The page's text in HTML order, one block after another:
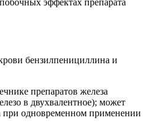
эффектах препарата
бензилпенициллина и
препаратов железа
в двухвалентное); может
при одновременном применении